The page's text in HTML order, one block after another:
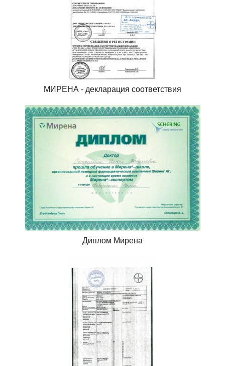
МИРЕНА - декларация соответствия
Диплом Мирена